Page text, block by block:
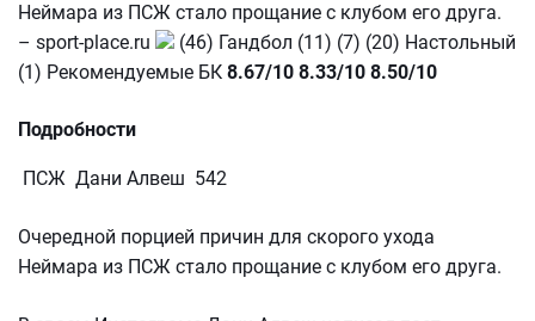
Неймара из ПСЖ стало прощание с клубом его друга.
– sport-place.ru
(46) Гандбол (11) (7) (20) Настольный
(1) Рекомендуемые БК 8.67/10 8.33/10 8.50/10
Подробности
ПСЖ Дани Алвеш 542
Очередной порцией причин для скорого ухода
Неймара из ПСЖ стало прощание с клубом его друга.